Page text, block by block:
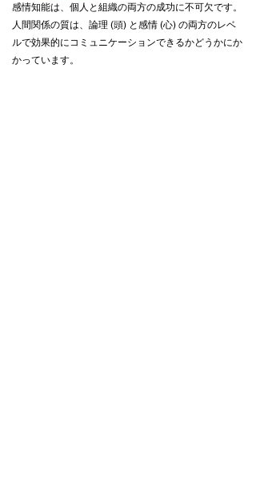
感情知能は、個人と組織の両方の成功に不可欠です。
人間関係の質は、論理 (頭) と感情 (心) の両方のレベ
ルで効果的にコミュニケーションできるかどうかにか
かっています。